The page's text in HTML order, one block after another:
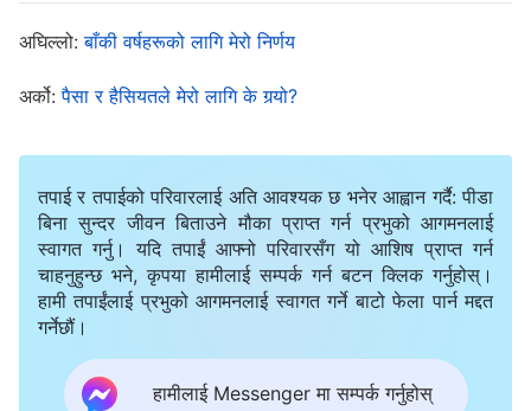
यसका पछाडि शैतानको दुष्ट अभिप्राय थियो। यो कुरा सोचेर, मैले
शैतानको षडयन्त्रलाई कहिल्यै सफल हुन दिनेछैनँ भनी परमेश्‍वरलाई
मण्डलीको काम झन्-झन् व्यस्त हुँदै जाँदा, धेरै कुरा तुरुन्तै व्यवस्था
गर्नुपर्ने र कार्यान्वयन गर्नुपर्ने भयो। यदि मैले आफ्नो कर्तव्य राम्ररी
निर्वाह गर्ने हो भने, मैले अझ धेरै बिदा लिनुपर्ने हुन्थ्यो। त्यस अवधिमा,
जसको फलस्वरूप मण्डलीको काममा असर पर्‍यो। कहिलेकाहीँ म
अघिल्लो:बाँकी वर्षहरूको लागि मेरो निर्णय
अर्को:पैसा र हैसियतले मेरो लागि के गर्‍यो?
तपाई र तपाईको परिवारलाई अति आवश्यक छ भनेर आह्वान गर्दै: पीडा
बिना सुन्दर जीवन बिताउने मौका प्राप्त गर्न प्रभुको आगमनलाई
स्वागत गर्नु। यदि तपाईं आफ्नो परिवारसँग यो आशिष प्राप्त गर्न
चाहनुहुन्छ भने, कृपया हामीलाई सम्पर्क गर्न बटन क्लिक गर्नुहोस्।
हामी तपाईंलाई प्रभुको आगमनलाई स्वागत गर्ने बाटो फेला पार्न मद्दत
गर्नेछौं।
हामीलाई Messenger मा सम्पर्क गर्नुहोस्